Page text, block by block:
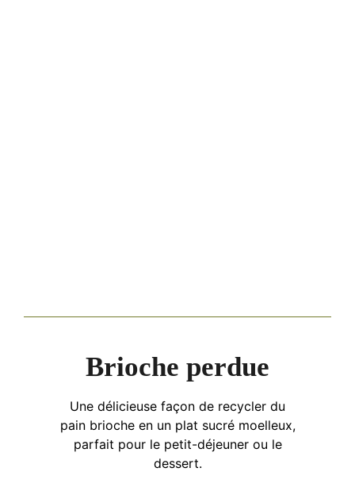
Brioche perdue
Une délicieuse façon de recycler du
pain brioche en un plat sucré moelleux,
parfait pour le petit-déjeuner ou le
dessert.